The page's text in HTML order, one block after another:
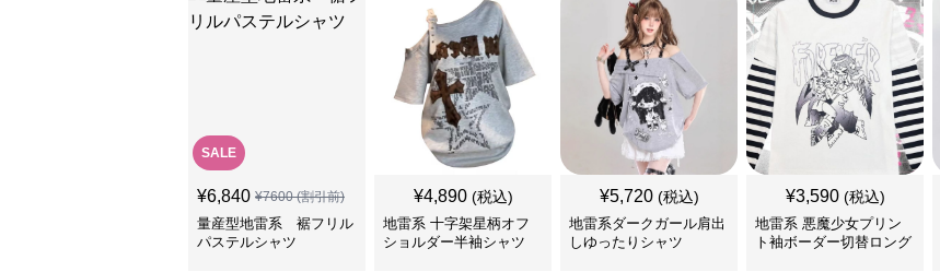
SALE
¥6,840 ¥7600(割引前)
量産型地雷系 裾フリル
パステルシャツ
¥4,890 (税込)
地雷系 十字架星柄オフ
ショルダー半袖シャツ
¥5,720 (税込)
地雷系ダークガール肩出
しゆったりシャツ
¥3,590 (税込)
地雷系 悪魔少女プリン
ト袖ボーダー切替ロング